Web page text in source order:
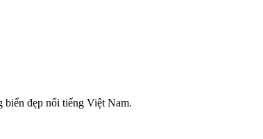
biển đẹp nổi tiếng Việt Nam.